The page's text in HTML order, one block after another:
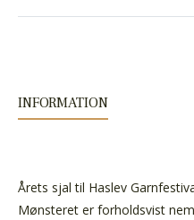
INFORMATION
Årets sjal til Haslev
Mønsteret er forholdsvist